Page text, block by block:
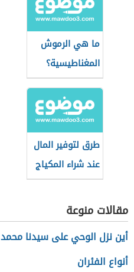
ما هي الرموش
المغناطيسية؟
طرق لتوفير المال
عند شراء المكياج
مقالات منوعة
أين نزل الوحي على سيدنا محمد
أنواع الفئران